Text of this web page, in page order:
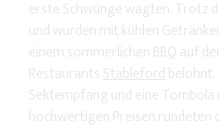
erste Schwünge wagten. Trotz
und wurden mit kühlen
einem sommerlichen BBQ auf
RestaurantsStableford
Sektempfang und eine
hochwertigen Preisen rundeten